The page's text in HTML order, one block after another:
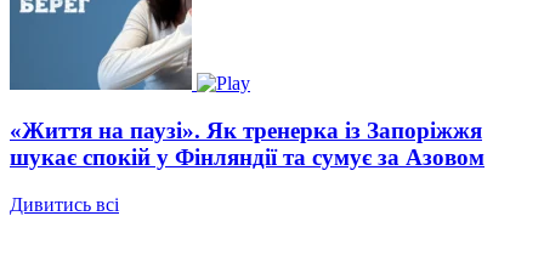
«Життя на паузі». Як тренерка із Запоріжжя
шукає спокій у Фінляндії та сумує за Азовом
Дивитись всі